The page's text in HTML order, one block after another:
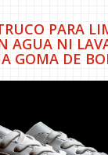
PARA
AGUA NI
GOMA DE